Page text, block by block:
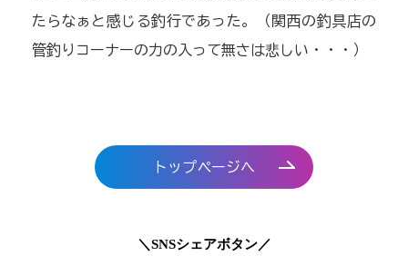
たらなぁと感じる釣行であった。（関西の釣具店の
管釣りコーナーの力の入って無さは悲しい・・・）
トップページへ
＼SNSシェアボタン／